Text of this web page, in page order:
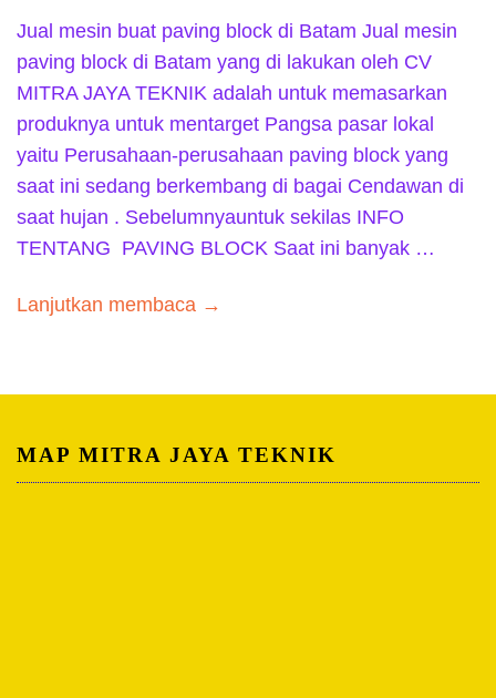
Jual mesin buat paving block di Batam Jual mesin
paving block di Batam yang di lakukan oleh CV
MITRA JAYA TEKNIK adalah untuk memasarkan
produknya untuk mentarget Pangsa pasar lokal
yaitu Perusahaan-perusahaan paving block yang
saat ini sedang berkembang di bagai Cendawan di
saat hujan . Sebelumnyauntuk sekilas INFO
TENTANG PAVING BLOCK Saat ini banyak …
Lanjutkan membaca →
MAP MITRA JAYA TEKNIK